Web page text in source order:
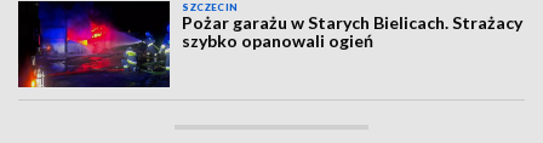
SZCZECIN
Pożar garażu w Starych Bielicach. Strażacy
szybko opanowali ogień